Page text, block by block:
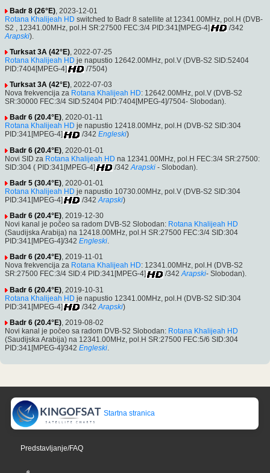
Badr 8 (26°E) , 2023-12-01
Rotana Khalijeah HD switched to Badr 8 satellite at 12341.00MHz, pol.H (DVB-
S2 , 12341.00MHz, pol.H SR:27500 FEC:3/4 PID:341[MPEG-4]
/342
Arapski).
Turksat 3A (42°E), 2022-07-25
Rotana Khalijeah HD je napustio 12642.00MHz, pol.V (DVB-S2 SID:52404
PID:7404[MPEG-4]
/7504)
Turksat 3A (42°E), 2022-07-03
Nova frekvencija za Rotana Khalijeah HD: 12642.00MHz, pol.V (DVB-S2
SR:30000 FEC:3/4 SID:52404 PID:7404[MPEG-4]/7504- Slobodan).
Badr 6 (20.4°E), 2020-01-11
Rotana Khalijeah HD je napustio 12418.00MHz, pol.H (DVB-S2 SID:304
PID:341[MPEG-4]
/342 Engleski)
Badr 6 (20.4°E) , 2020-01-01
Novi SID za Rotana Khalijeah HD na 12341.00MHz, pol.H FEC:3/4 SR:27500:
SID:304 ( PID:341[MPEG-4]
/342 Arapski - Slobodan).
Badr 5 (30.4°E), 2020-01-01
Rotana Khalijeah HD je napustio 10730.00MHz, pol.V (DVB-S2 SID:304
PID:341[MPEG-4]
/342 Arapski)
Badr 6 (20.4°E), 2019-12-30
Novi kanal je počeo sa radom DVB-S2 Slobodan: Rotana Khalijeah HD
(Saudijska Arabija) na 12418.00MHz, pol.H SR:27500 FEC:3/4 SID:304
PID:341[MPEG-4]/342 Engleski.
Badr 6 (20.4°E), 2019-11-01
Nova frekvencija za Rotana Khalijeah HD: 12341.00MHz, pol.H (DVB-S2
SR:27500 FEC:3/4 SID:4 PID:341[MPEG-4]
/342 Arapski- Slobodan).
Badr 6 (20.4°E) , 2019-10-31
Rotana Khalijeah HD je napustio 12341.00MHz, pol.H (DVB-S2 SID:304
PID:341[MPEG-4]
/342 Arapski)
Badr 6 (20.4°E), 2019-08-02
Novi kanal je počeo sa radom DVB-S2 Slobodan: Rotana Khalijeah HD
(Saudijska Arabija) na 12341.00MHz, pol.H SR:27500 FEC:5/6 SID:304
PID:341[MPEG-4]/342 Engleski.
Startna stranica
Predstavljanje/FAQ